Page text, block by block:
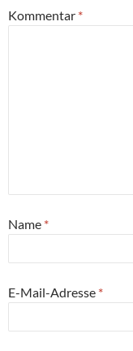
Kommentar *
Name *
E-Mail-Adresse *